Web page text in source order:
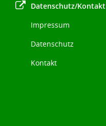
Datenschutz/Kontakt
Impressum
Datenschutz
Kontakt